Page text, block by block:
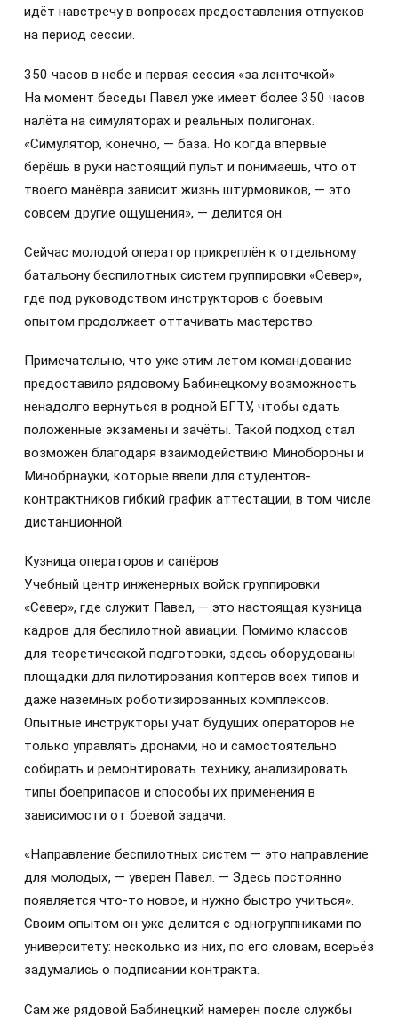
идёт навстречу в вопросах предоставления отпусков
на период сессии.
350 часов в небе и первая сессия «за ленточкой»
На момент беседы Павел уже имеет более 350 часов
налёта на симуляторах и реальных полигонах.
«Симулятор, конечно, — база. Но когда впервые
берёшь в руки настоящий пульт и понимаешь, что от
твоего манёвра зависит жизнь штурмовиков, — это
совсем другие ощущения», — делится он.
Сейчас молодой оператор прикреплён к отдельному
батальону беспилотных систем группировки «Север»,
где под руководством инструкторов с боевым
опытом продолжает оттачивать мастерство.
Примечательно, что уже этим летом командование
предоставило рядовому Бабинецкому возможность
ненадолго вернуться в родной БГТУ, чтобы сдать
положенные экзамены и зачёты. Такой подход стал
возможен благодаря взаимодействию Минобороны и
Минобрнауки, которые ввели для студентов-
контрактников гибкий график аттестации, в том числе
дистанционной.
Кузница операторов и сапёров
Учебный центр инженерных войск группировки
«Север», где служит Павел, — это настоящая кузница
кадров для беспилотной авиации. Помимо классов
для теоретической подготовки, здесь оборудованы
площадки для пилотирования коптеров всех типов и
даже наземных роботизированных комплексов.
Опытные инструкторы учат будущих операторов не
только управлять дронами, но и самостоятельно
собирать и ремонтировать технику, анализировать
типы боеприпасов и способы их применения в
зависимости от боевой задачи.
«Направление беспилотных систем — это направление
для молодых, — уверен Павел. — Здесь постоянно
появляется что-то новое, и нужно быстро учиться».
Своим опытом он уже делится с одногруппниками по
университету: несколько из них, по его словам, всерьёз
задумались о подписании контракта.
Сам же рядовой Бабинецкий намерен после службы